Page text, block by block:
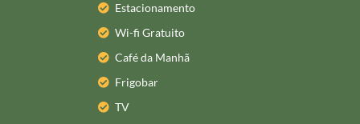
Estacionamento
Wi-fi Gratuito
Café da Manhã
Frigobar
TV